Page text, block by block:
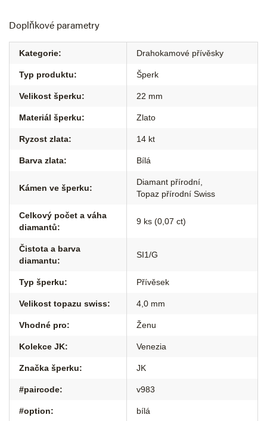
Doplňkové parametry
Kategorie: Drahokamové přívěsky
Typ produktu: Šperk
Velikost šperku: 22 mm
Materiál šperku: Zlato
Ryzost zlata: 14 kt
Barva zlata: Bílá
Kámen ve šperku:
Diamant přírodní
Topaz přírodní Swiss
Celkový počet a váha
diamantů:
9 ks (0,07 ct)
Čistota a barva
diamantu:
SI1/G
Typ šperku: Přívěsek
Velikost topazu swiss: 4,0 mm
Vhodné pro: Ženu
Kolekce JK: Venezia
Značka šperku: JK
#paircode: v983
#option: bílá